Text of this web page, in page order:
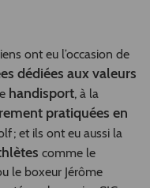
ont eu l’occasion de
dédiées aux valeurs
handisport, à la
pratiquées en
; et ils ont eu aussi la
comme le
le boxeur Jérôme